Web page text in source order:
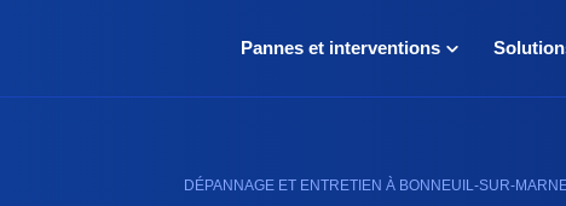
Pannes et interventions
DÉPANNAGE ET ENTRETIEN À BONNEUIL-SUR-